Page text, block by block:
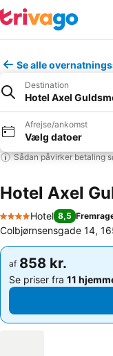
Se alle
Destination
Hotel Axel
Afrejse/ankomst
Vælg datoer
Sådan påvirker betaling
Hotel Axel
4 Stjerner
Hotel 8,5
Colbjørnsensgade 14,
af 858 kr.
Se priser fra 11
af 858 kr.
Se priser fra 11